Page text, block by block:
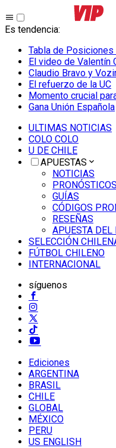
Es tendencia:
Tabla de
El video de Valentín
Claudio Bravo y
El refuerzo de la UC
Momento crucial
Gana Unión Española
ULTIMAS NOTICIAS
COLO COLO
U DE CHILE
APUESTAS
NOTICIAS
PRONÓSTICOS
GUÍAS
CÓDIGOS
RESEÑAS
APUESTA DEL
SELECCIÓN
FÚTBOL CHILENO
INTERNACIONAL
síguenos
Ediciones
ARGENTINA
BRASIL
CHILE
GLOBAL
MÉXICO
PERU
US ENGLISH